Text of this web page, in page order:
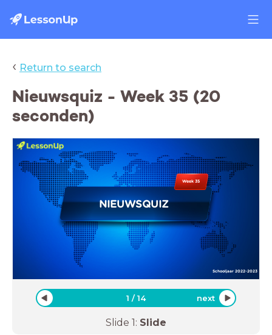
‹ Return to search
Nieuwsquiz - Week 35 (20
seconden)
NIEUWSQUIZ
Week 35
Schooljaar 2022-2023
1 /14 next
Slide 1: Slide